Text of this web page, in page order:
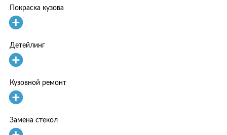
Покраска кузова
Детейлинг
Кузовной ремонт
Замена стекол